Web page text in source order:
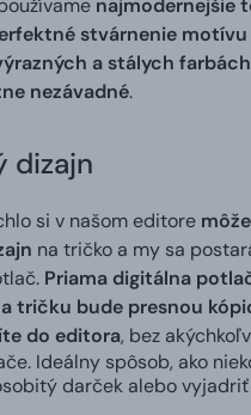
stvárnenie motívu
a stálych farbách
nezávadné.
dizajn
si v našom editore
na tričko a my sa
Priama digitálna
tričku bude presnou
do editora, bez
Ideálny spôsob, ako
darček alebo